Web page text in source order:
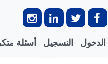
الدخول التسجيل أسئلة